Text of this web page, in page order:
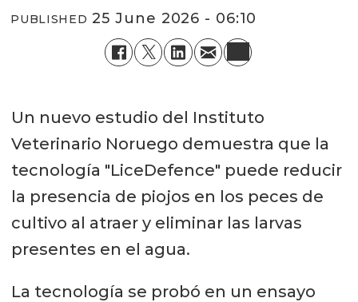
PUBLISHED 25 June 2026 - 06:10
Un nuevo estudio del Instituto
Veterinario Noruego demuestra que la
tecnología "LiceDefence" puede reducir
la presencia de piojos en los peces de
cultivo al atraer y eliminar las larvas
presentes en el agua.
La tecnología se probó en un ensayo